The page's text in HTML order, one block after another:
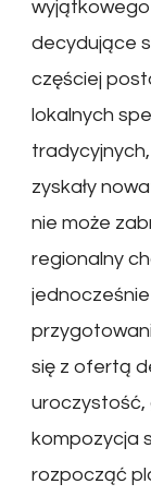
decydujące
częściej
lokalnych
zyskały
nie może
regionalny
się z ofertą
uroczystość,
kompozycja
rozpocząć